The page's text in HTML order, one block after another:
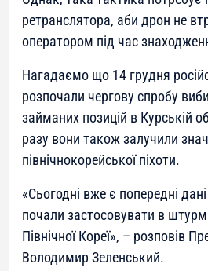
ретранслятора, аби дрон не
оператором під час
Нагадаємо що 14 грудня
розпочали чергову спробу
займаних позицій в Курській
разу вони також залучили
північнокорейської піхоти.
«Сьогодні вже є попередні
почали застосовувати в
Північної Кореї», – розповів
Володимир Зеленський.